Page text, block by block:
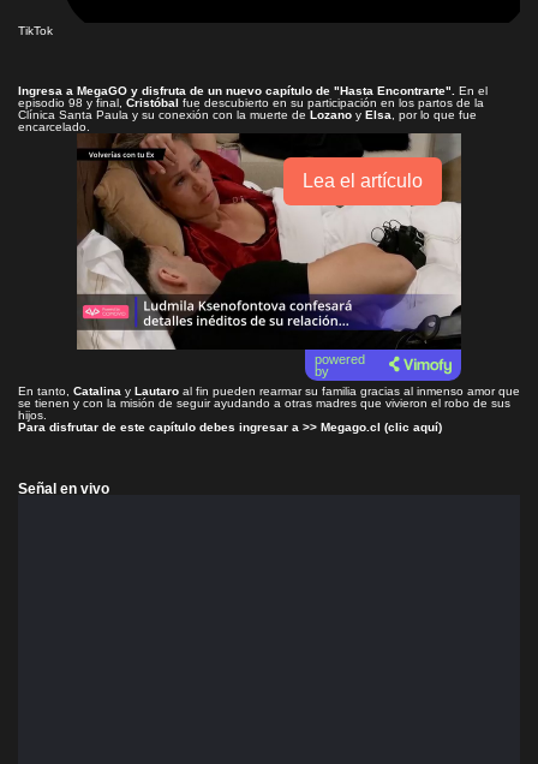
TikTok
Ingresa a MegaGO y disfruta de un nuevo capítulo de "Hasta Encontrarte"
En el
episodio 98 y final, Cristóbal fue descubierto en su participación en los partos de la
Clínica Santa Paula y su conexión con la muerte de Lozano y Elsa , por lo que fue
encarcelado.
Lea el artículo
powered
by
En tanto, Catalina y Lautaro al fin pueden rearmar su familia gracias al inmenso amor que
se tienen y con la misión de seguir ayudando a otras madres que vivieron el robo de sus
hijos.
Para disfrutar de este capítulo debes ingresar a >> Megago.cl (clic aquí)
Señal en vivo